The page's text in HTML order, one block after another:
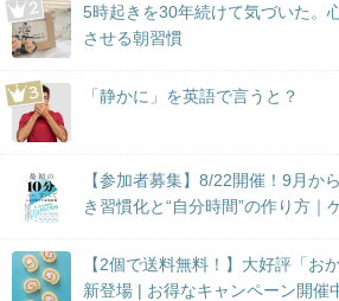
5時起きを30年続けて気づいた。
させる朝習慣
「静かに」を英語で言うと？
【参加者募集】8/22開催！9月か
き習慣化と“自分時間”の作り方｜
【2個で送料無料！】大好評「お
新登場 | お得なキャンペーン開催